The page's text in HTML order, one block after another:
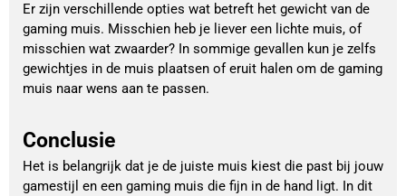
Er zijn verschillende opties wat betreft het gewicht van de
gaming muis. Misschien heb je liever een lichte muis, of
misschien wat zwaarder? In sommige gevallen kun je zelfs
gewichtjes in de muis plaatsen of eruit halen om de gaming
muis naar wens aan te passen.
Conclusie
Het is belangrijk dat je de juiste muis kiest die past bij jouw
gamestijl en een gaming muis die fijn in de hand ligt. In dit